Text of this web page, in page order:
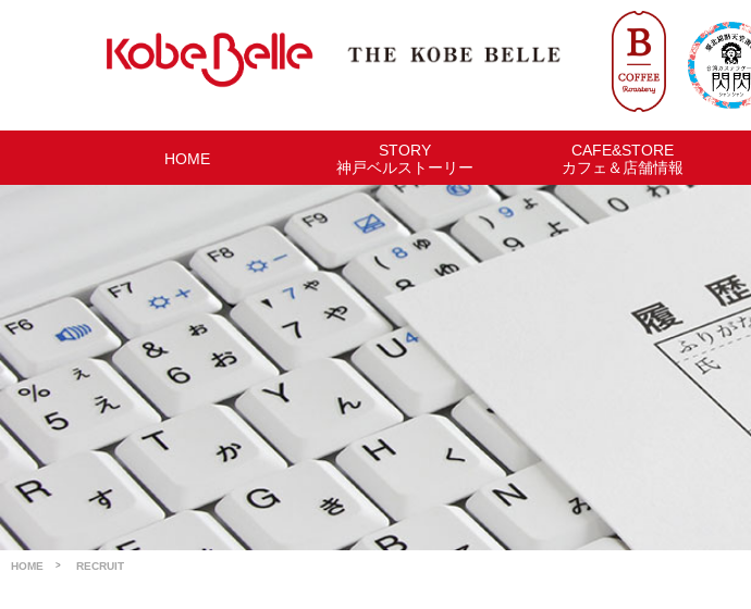
HOME
STORY
神戸ベルストーリー
CAFE&STORE
カフェ＆店舗情報
HOME RECRUIT